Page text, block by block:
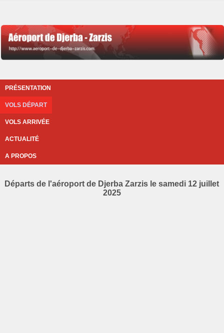
PRÉSENTATION
VOLS DÉPART
VOLS ARRIVÉE
ACTUALITÉ
A PROPOS
Départs de l'aéroport de Djerba Zarzis le samedi 12 juillet
2025